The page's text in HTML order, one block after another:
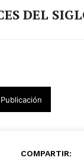
DEL
COMPARTIR: